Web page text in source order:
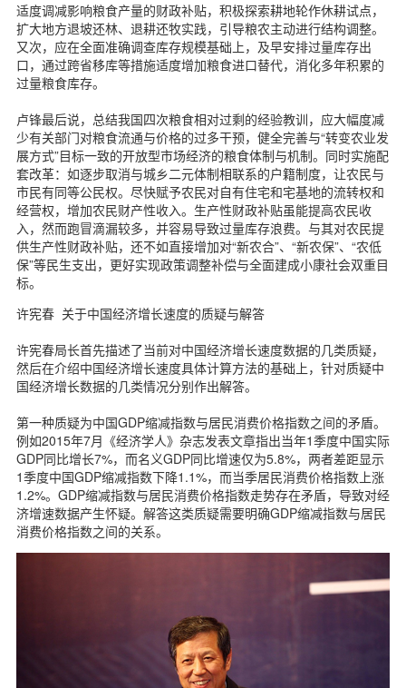
适度调减影响粮食产量的财政补贴，积极探索耕地轮作休耕试点，
扩大地方退坡还林、退耕还牧实践，引导粮农主动进行结构调整。
又次，应在全面准确调查库存规模基础上，及早安排过量库存出
口，通过跨省移库等措施适度增加粮食进口替代，消化多年积累的
过量粮食库存。
卢锋最后说，总结我国四次粮食相对过剩的经验教训，应大幅度减
少有关部门对粮食流通与价格的过多干预，健全完善与“转变农业发
展方式”目标一致的开放型市场经济的粮食体制与机制。同时实施配
套改革：如逐步取消与城乡二元体制相联系的户籍制度，让农民与
市民有同等公民权。尽快赋予农民对自有住宅和宅基地的流转权和
经营权，增加农民财产性收入。生产性财政补贴虽能提高农民收
入，然而跑冒滴漏较多，并容易导致过量库存浪费。与其对农民提
供生产性财政补贴，还不如直接增加对“新农合”、“新农保”、“农低
保”等民生支出，更好实现政策调整补偿与全面建成小康社会双重目
标。
许宪春 关于中国经济增长速度的质疑与解答
许宪春局长首先描述了当前对中国经济增长速度数据的几类质疑，
然后在介绍中国经济增长速度具体计算方法的基础上，针对质疑中
国经济增长数据的几类情况分别作出解答。
第一种质疑为中国GDP缩减指数与居民消费价格指数之间的矛盾。
例如2015年7月《经济学人》杂志发表文章指出当年1季度中国实际
GDP同比增长7%，而名义GDP同比增速仅为5.8%，两者差距显示
1季度中国GDP缩减指数下降1.1%，而当季居民消费价格指数上涨
1.2%。GDP缩减指数与居民消费价格指数走势存在矛盾，导致对经
济增速数据产生怀疑。解答这类质疑需要明确GDP缩减指数与居民
消费价格指数之间的关系。